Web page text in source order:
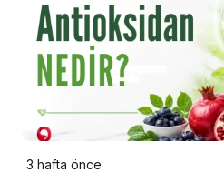
3 hafta önce